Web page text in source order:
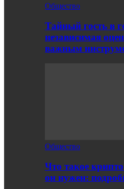
Общество
Тайный гость в
независимая
важным
Общество
Что такое
он нужен: